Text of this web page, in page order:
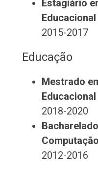
Estagiário
Educacional
2015-2017
Educação
Mestrado
Educacional
2018-2020
Computação
2012-2016